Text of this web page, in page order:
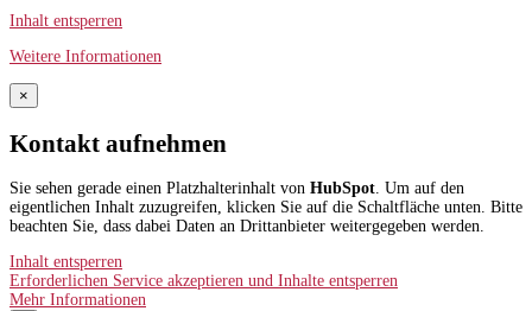
Inhalt entsperren
Weitere Informationen
×
Kontakt aufnehmen
Sie sehen gerade einen Platzhalterinhalt von HubSpot. Um auf den
eigentlichen Inhalt zuzugreifen, klicken Sie auf die Schaltfläche unten. Bitte
beachten Sie, dass dabei Daten an Drittanbieter weitergegeben werden.
Inhalt entsperren
Erforderlichen Service akzeptieren und Inhalte entsperren
Mehr Informationen